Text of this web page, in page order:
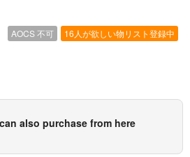
AOCS不可 16人が欲しい物リスト登録中
also purchase from here